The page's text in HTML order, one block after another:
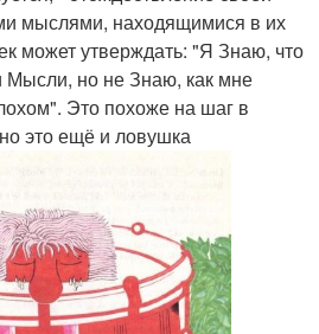
мыслями, находящимися в их
может утверждать: "Я Знаю, что
Мысли, но не Знаю, как мне
Это похоже на шаг в
это ещё и ловушка